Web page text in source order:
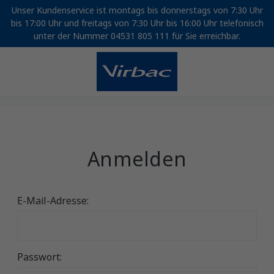
Unser Kundenservice ist montags bis donnerstags von 7:30 Uhr
bis 17:00 Uhr und freitags von 7:30 Uhr bis 16:00 Uhr telefonisch
unter der Nummer 04531 805 111 für Sie erreichbar.
Anmelden
E-Mail-Adresse:
Passwort: